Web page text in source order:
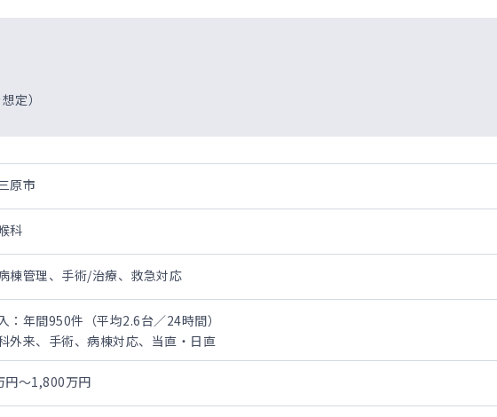
定）
原市
科
棟管理、手術/治療、救急対応
：年間950件（平均2.6台／24時間）
外来、手術、病棟対応、当直・日直
円～1,800万円